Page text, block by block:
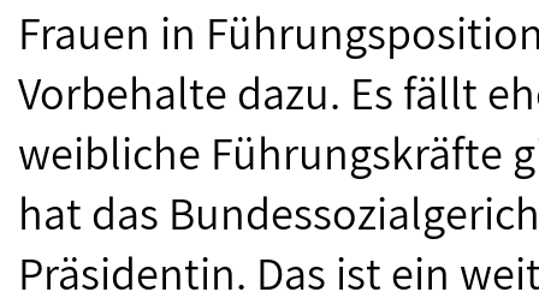
Frauen in
Vorbehalte dazu. Es fällt
weibliche Führungskräfte
hat das
Präsidentin. Das ist ein